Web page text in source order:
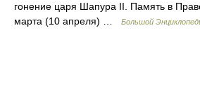
гонение царя Шапура II. Память в
марта (10 апреля) …
Большой